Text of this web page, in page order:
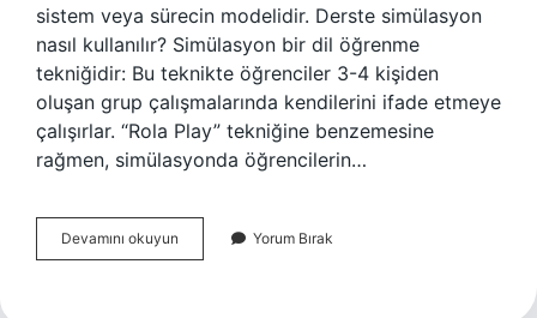
sistem veya sürecin modelidir. Derste simülasyon
nasıl kullanılır? Simülasyon bir dil öğrenme
tekniğidir: Bu teknikte öğrenciler 3-4 kişiden
oluşan grup çalışmalarında kendilerini ifade etmeye
çalışırlar. “Rola Play” tekniğine benzemesine
rağmen, simülasyonda öğrencilerin…
Devamını okuyun Benzetim
Yoluyla
Yorum Bırak